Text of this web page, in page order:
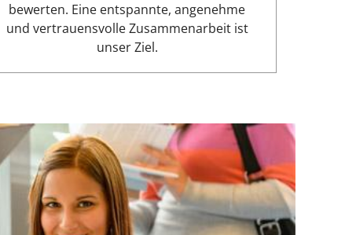
bewerten. Eine entspannte, angenehme
und vertrauensvolle Zusammenarbeit ist
unser Ziel.